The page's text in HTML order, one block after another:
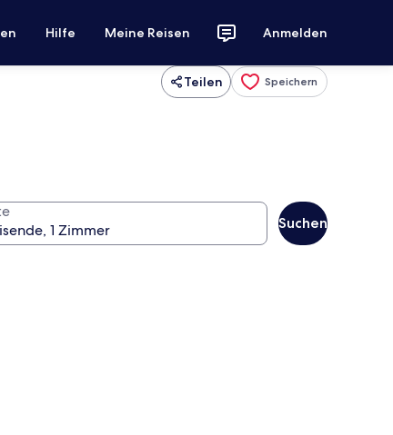
Hilfe Meine Reisen Anmelden
Teilen Speichern
Suchen